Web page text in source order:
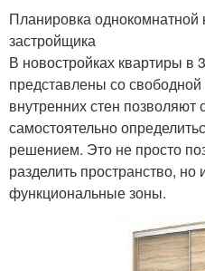
Планировка однокомнатной
застройщика
В новостройках квартиры в
представлены со
внутренних стен позволяют
самостоятельно
решением. Это не просто
разделить пространство, но
функциональные зоны.